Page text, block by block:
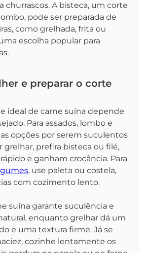
churrascos. A bisteca, um corte
pode ser preparada de
como grelhada, frita ou
escolha popular para
e preparar o corte
ideal de carne suína depende
Para assados, lombo e
opções por serem suculentos
grelhar, prefira bisteca ou filé,
e ganham crocância. Para
, use paleta ou costela,
com cozimento lento.
suína garante suculência e
enquanto grelhar dá um
e uma textura firme. Já se
cozinhe lentamente os